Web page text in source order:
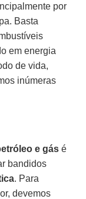
por
Basta
em energia
de vida,
inúmeras
e gás é
bandidos
. Para
devemos